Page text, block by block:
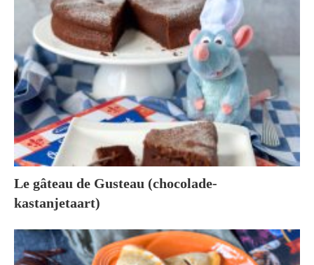
Le gâteau de Gusteau (chocolade-
kastanjetaart)